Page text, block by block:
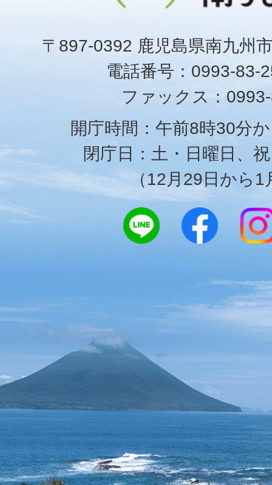
〒897-0392 鹿児島県南九州
電話番号：0993-83-
ファックス：
開庁時間：午前8時30分
閉庁日：土・日曜日、
（12月29日から1